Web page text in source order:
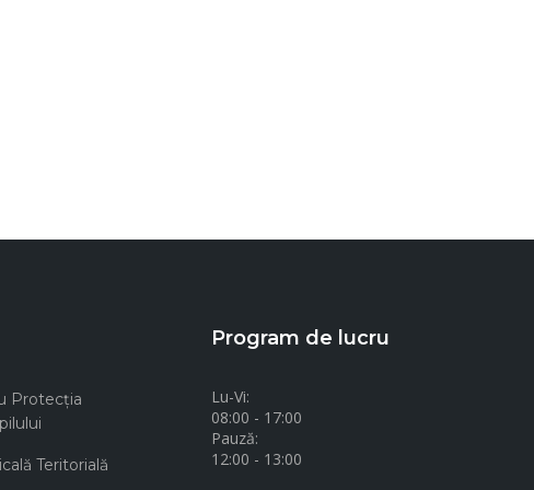
Protecţia
Teritorială
Program de lucru
Lu-Vi:
08:00 - 17:00
Pauză:
12:00 - 13:00